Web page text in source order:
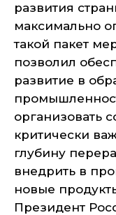
развития
максимально
такой пакет
позволил
развитие в
организовать
критически
глубину
внедрить в
новые
Президент